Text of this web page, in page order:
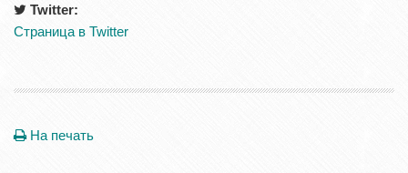
Twitter:
Страница в Twitter
На печать